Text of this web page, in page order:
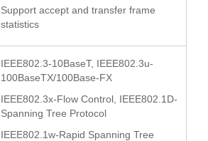
Support accept and transfer frame
statistics
IEEE802.3-10BaseT, IEEE802.3u-
100BaseTX/100Base-FX
IEEE802.3x-Flow Control, IEEE802.1D-
Spanning Tree Protocol
IEEE802.1w-Rapid Spanning Tree